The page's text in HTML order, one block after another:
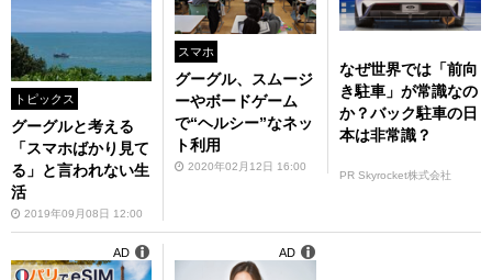
トピックス
グーグルと考える
「スマホばかり見て
る」と言われない生
活
2019年09月08日 12:00
スマホ
グーグル、スムージ
ーやボードゲーム
で“ヘルシー”なネッ
ト利用
2020年02月12日 16:00
なぜ世界では「前向
き駐車」が常識なの
か？バック駐車の日
本は非常識？
PR Skyrocket株式会社
AD AD